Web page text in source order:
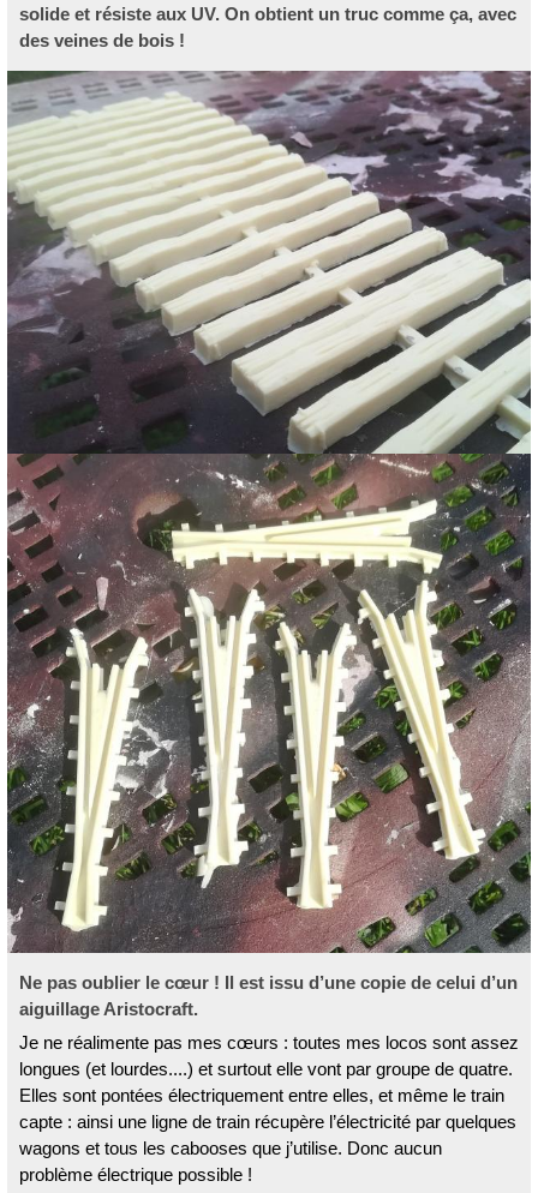
solide et résiste aux UV. On obtient un truc comme ça, avec
des veines de bois !
Ne pas oublier le cœur ! Il est issu d’une copie de celui d’un
aiguillage Aristocraft.
Je ne réalimente pas mes cœurs : toutes mes locos sont assez
longues (et lourdes....) et surtout elle vont par groupe de quatre.
Elles sont pontées électriquement entre elles, et même le train
capte : ainsi une ligne de train récupère l’électricité par quelques
wagons et tous les cabooses que j’utilise. Donc aucun
problème électrique possible !